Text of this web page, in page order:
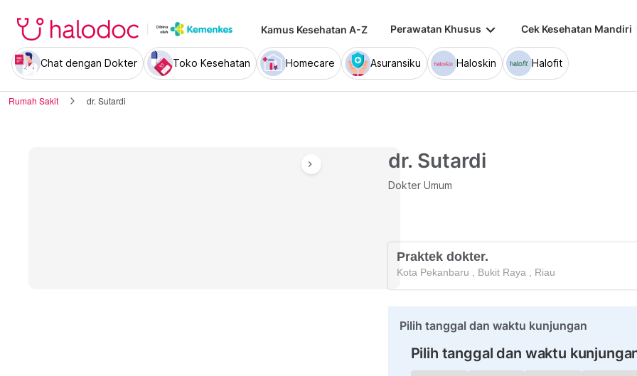
Kamus Kesehatan A-Z Perawatan Khusus keyboard_arrow_down Cek Kesehatan Mandiri
Chat dengan Dokter Toko Kesehatan Homecare Asuransiku Haloskin Halofit
Rumah Sakit dr. Sutardi
chevron_right dr. Sutardi
Dokter Umum
Praktek dokter.
Kota Pekanbaru Bukit Raya Riau
Pilih tanggal dan waktu kunjungan
Pilih tanggal dan waktu